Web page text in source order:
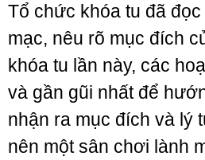
Tổ chức khóa tu đã
mạc, nêu rõ mục đích
khóa tu lần này, các
và gần gũi nhất để
nhận ra mục đích và lý
nên một sân chơi lành